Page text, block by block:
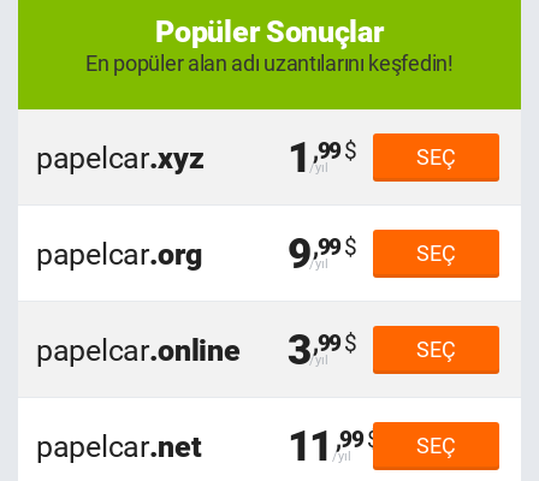
Popüler Sonuçlar
En popüler alan adı uzantılarını keşfedin!
papelcar.xyz 1 ,99 SEÇ
papelcar.org 9,99 SEÇ
papelcar.online 3,99 SEÇ
papelcar.net 11 ,99 SEÇ